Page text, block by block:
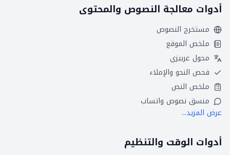
أدوات معالجة النصوص والمحتوى
مستخرج النصوص
ملخص الموقع
محول عربيزي
فحص النحو والإملاء
ملخص النص
منسق نصوص واتساب
عرض المزيد...
أدوات الوقت والتنظيم